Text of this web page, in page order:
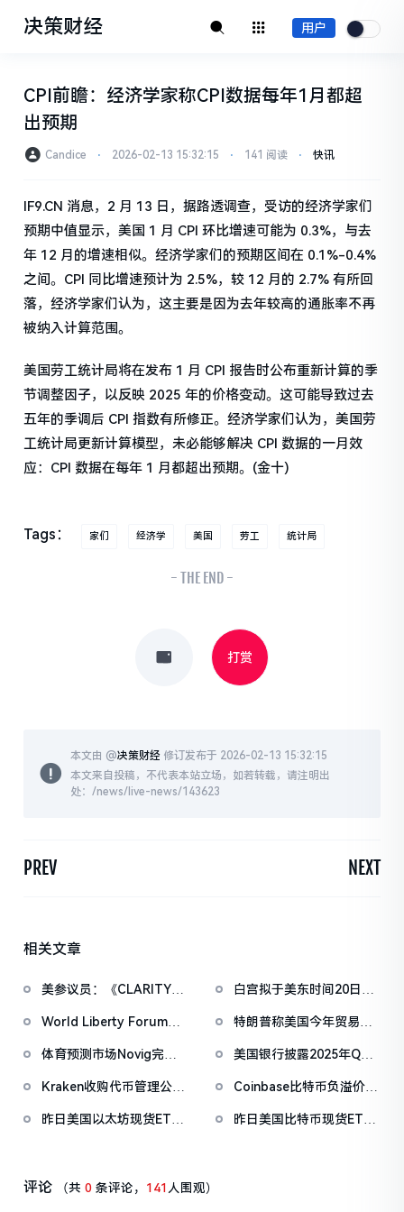
决策财经 用户
CPI前瞻：经济学家称CPI数据每年1月都超
出预期
Candice ⋅ 2026-02-13 15:32:15 ⋅ 141 阅读 ⋅ 快讯
IF9.CN 消息，2 月 13 日，据路透调查，受访的经济学家们
预期中值显示，美国 1 月 CPI 环比增速可能为 0.3%，与去
年 12 月的增速相似。经济学家们的预期区间在 0.1%-0.4%
之间。CPI 同比增速预计为 2.5%，较 12 月的 2.7% 有所回
落，经济学家们认为，这主要是因为去年较高的通胀率不再
被纳入计算范围。
美国劳工统计局将在发布 1 月 CPI 报告时公布重新计算的季
节调整因子，以反映 2025 年的价格变动。这可能导致过去
五年的季调后 CPI 指数有所修正。经济学家们认为，美国劳
工统计局更新计算模型，未必能够解决 CPI 数据的一月效
应：CPI 数据在每年 1 月都超出预期。(金十)
Tags： 家们 经济学 美国 劳工 统计局
- THE END -
打赏
本文由 @决策财经 修订发布于 2026-02-13 15:32:15
本文来自投稿，不代表本站立场，如若转载，请注明出
处：/news/live-news/143623
PREV NEXT
相关文章
美参议员：《CLARITY法
白宫拟于美东时间20日上
问题会议
World Liberty Forum政
总
特朗普称美国今年贸易逆
体育预测市场Novig完成
Pantera Capital领投
美国银行披露2025年Q4
持股增幅达1668%
Kraken收购代币管理公司
Coinbase比特币负溢价已
报-0.0545%
昨日美国以太坊现货ETF
昨日美国比特币现货ETF
评论 （共0 条评论， 141 人围观）